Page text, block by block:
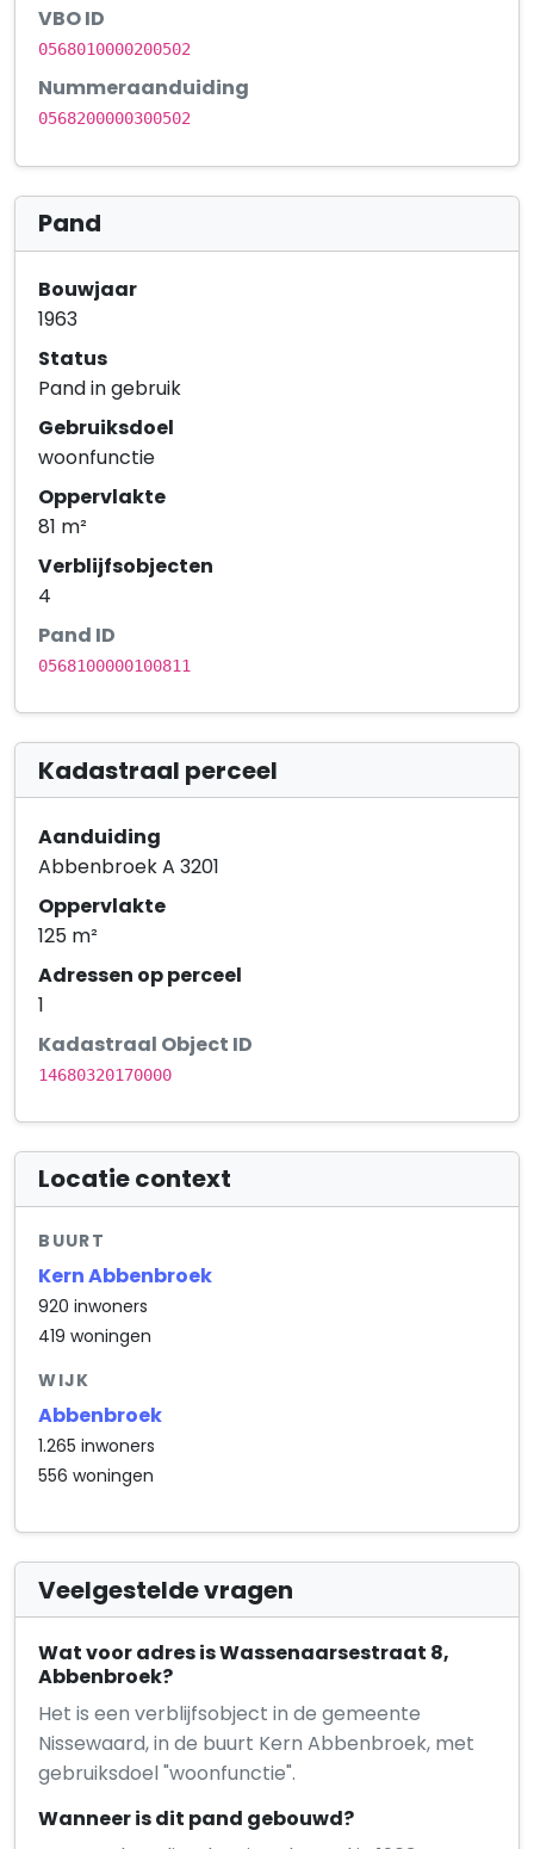
VBO ID
0568010000200502
Nummeraanduiding
0568200000300502
Pand
Bouwjaar
1963
Status
Pand in gebruik
Gebruiksdoel
woonfunctie
Oppervlakte
81 m²
Verblijfsobjecten
4
Pand ID
0568100000100811
Kadastraal perceel
Aanduiding
Abbenbroek A 3201
Oppervlakte
125 m²
Adressen op perceel
1
Kadastraal Object ID
14680320170000
Locatie context
BUURT
Kern Abbenbroek
920 inwoners
419 woningen
WIJK
Abbenbroek
1.265 inwoners
556 woningen
Veelgestelde vragen
Wat voor adres is Wassenaarsestraat 8,
Abbenbroek?
Het is een verblijfsobject in de gemeente
Nissewaard, in de buurt Kern Abbenbroek, met
gebruiksdoel "woonfunctie".
Wanneer is dit pand gebouwd?